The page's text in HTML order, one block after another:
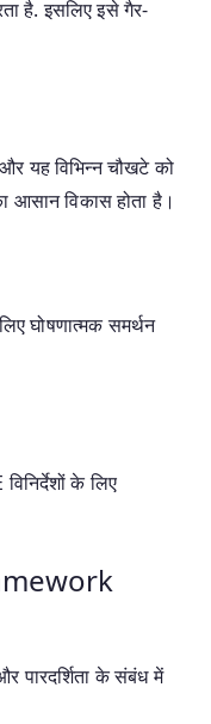
है. इसलिए इसे गैर-
यह विभिन्न चौखटे को
आसान विकास होता है।
घोषणात्मक समर्थन
के लिए
पारदर्शिता के संबंध में